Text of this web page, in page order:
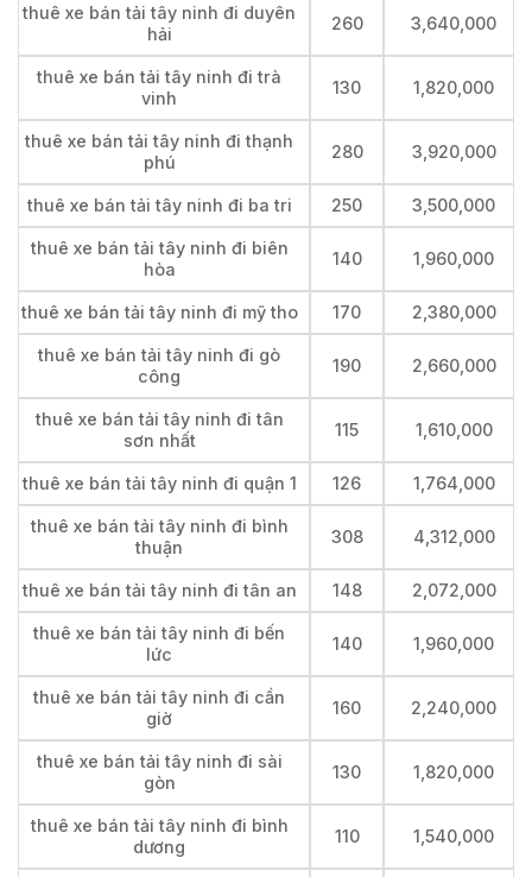
thuê xe bán tải tây ninh đi duyên
hải
260 3,640,000
thuê xe bán tải tây ninh đi trà
vinh
130 1,820,000
thuê xe bán tải tây ninh đi thạnh
phú
280 3,920,000
thuê xe bán tải tây ninh đi ba tri 250 3,500,000
thuê xe bán tải tây ninh đi biên
hòa
140 1,960,000
thuê xe bán tải tây ninh đi mỹ tho 170 2,380,000
thuê xe bán tải tây ninh đi gò
công
190 2,660,000
thuê xe bán tải tây ninh đi tân
sơn nhất
115 1,610,000
thuê xe bán tải tây ninh đi quận 1 126 1,764,000
thuê xe bán tải tây ninh đi bình
thuận
308 4,312,000
thuê xe bán tải tây ninh đi tân an 148 2,072,000
thuê xe bán tải tây ninh đi bến
lức
140 1,960,000
thuê xe bán tải tây ninh đi cần
giờ
160 2,240,000
thuê xe bán tải tây ninh đi sài
gòn
130 1,820,000
thuê xe bán tải tây ninh đi bình
dương
110 1,540,000